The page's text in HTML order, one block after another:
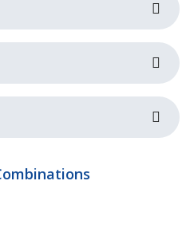
about this product yet.
adına adres ve iletişim
gerekmektedir. Ürünlerin